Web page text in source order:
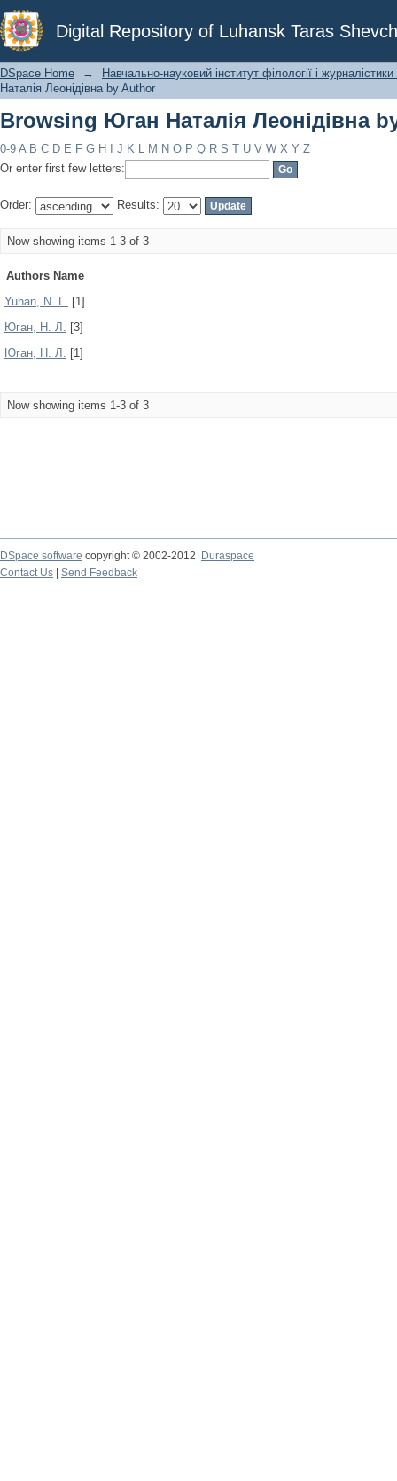
Digital Repository of Luhansk Taras
Browsing Юган Наталія Леонідівна
DSpace Home →
Навчально-науковий інститут філології і
Наталія Леонідівна by Author
Browsing Юган Наталія Леонідівна
0-9 A B C D E F G H J K L M N O P Q R S T U V W X Y Z
Or enter first few letters:
Order: Results:
Now showing items 1-3 of 3
Authors Name
Yuhan, N. L. [1]
Юган, Н. Л. [3]
Юган, Н. Л. [1]
Now showing items 1-3 of 3
DSpace software copyright © 2002-2012
Duraspace
Contact Us
Send Feedback